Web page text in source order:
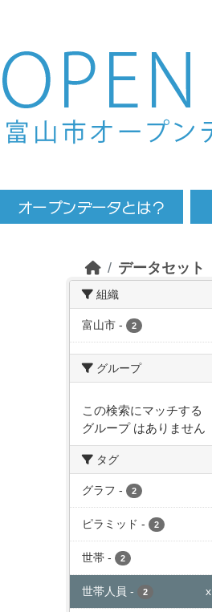
Skip to main content
データセット
組織
富山市 - 2
グループ
この検索にマッチする
グループ はありません
タグ
グラフ - 2
ピラミッド - 2
世帯 - 2
世帯人員 - 2 x